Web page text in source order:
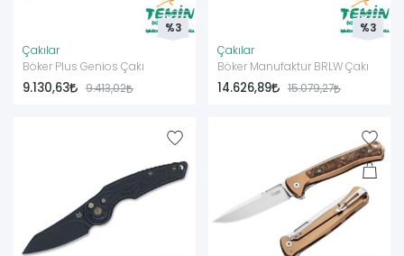
Çakılar
Böker Plus Genios Çakı
9.130,63 9.413,02
%3
Çakılar
Böker Manufaktur BRLW Çakı
14.626,89 15.079,27
%3